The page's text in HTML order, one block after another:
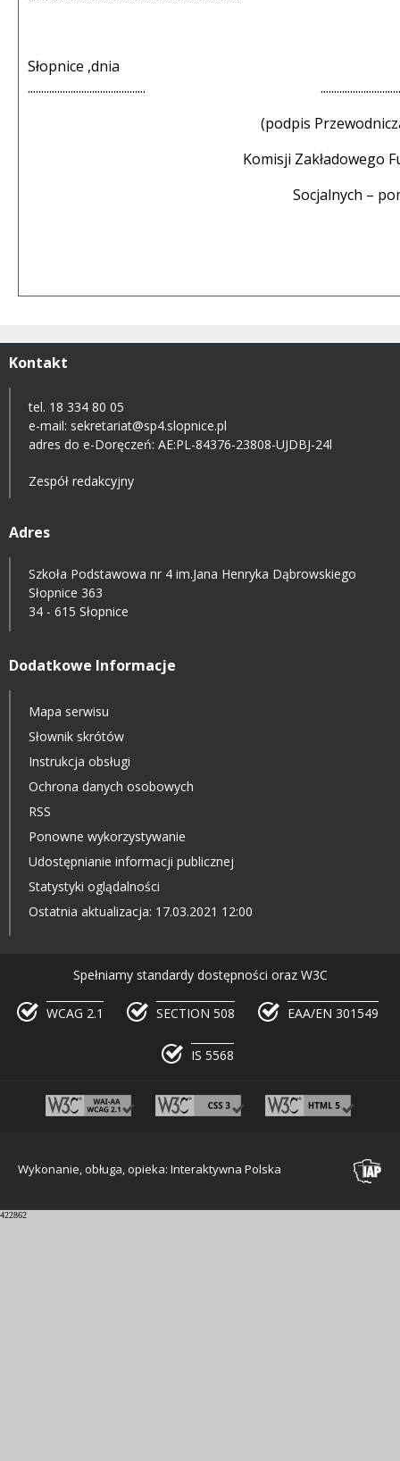
Słopnice ,dnia
............................................
(podpis
Komisji Zakładowego
Socjalnych –
Kontakt
tel. 18 334 80 05
e-mail: sekretariat@sp4.slopnice.pl
adres do e-Doręczeń: AE:PL-84376-23808-UJDBJ-24l
Zespół redakcyjny
Adres
Szkoła Podstawowa nr 4 im.Jana Henryka Dąbrowskiego
Słopnice 363
34 - 615 Słopnice
Dodatkowe Informacje
Mapa serwisu
Słownik skrótów
Instrukcja obsługi
Ochrona danych osobowych
RSS
Ponowne wykorzystywanie
Udostępnianie informacji publicznej
Statystyki oglądalności
Ostatnia aktualizacja: 17.03.2021 12:00
Spełniamy standardy dostępności oraz W3C
WCAG 2.1 SECTION 508 EAA/EN 301549
IS 5568
Wykonanie, obługa, opieka: Interaktywna Polska
422862